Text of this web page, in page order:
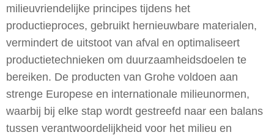
milieuvriendelijke principes tijdens het
productieproces, gebruikt hernieuwbare materialen,
vermindert de uitstoot van afval en optimaliseert
productietechnieken om duurzaamheidsdoelen te
bereiken. De producten van Grohe voldoen aan
strenge Europese en internationale milieunormen,
waarbij bij elke stap wordt gestreefd naar een balans
tussen verantwoordelijkheid voor het milieu en